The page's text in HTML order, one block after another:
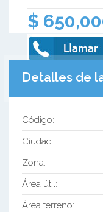
$
Detalles de
Código:
Ciudad:
Zona:
Área útil:
Área terreno: